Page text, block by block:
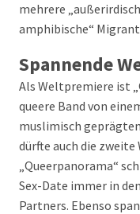
mehrere
amphibische“
Spannende
Als Weltpremiere ist
queere Band von
muslimisch
dürfte auch die
„Queerpanorama“
Sex-Date immer in
Partners. Ebenso